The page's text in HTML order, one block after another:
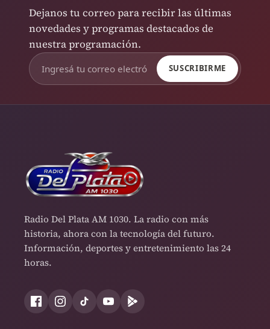
Dejanos tu correo para recibir las últimas
novedades y programas destacados de
nuestra programación.
SUSCRIBIRME
Radio Del Plata AM 1030. La radio con más
historia, ahora con la tecnología del futuro.
Información, deportes y entretenimiento las 24
horas.